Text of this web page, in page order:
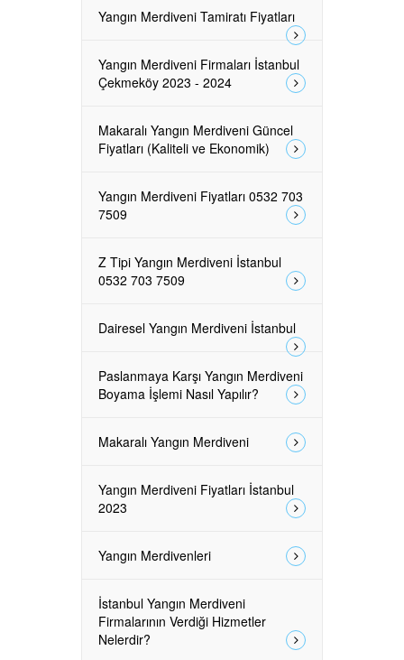
Yangın Merdiveni Tamiratı Fiyatları
Yangın Merdiveni Firmaları İstanbul
Çekmeköy 2023 - 2024
Makaralı Yangın Merdiveni Güncel
Fiyatları (Kaliteli ve Ekonomik)
Yangın Merdiveni Fiyatları 0532 703
7509
Z Tipi Yangın Merdiveni İstanbul
0532 703 7509
Dairesel Yangın Merdiveni İstanbul
Paslanmaya Karşı Yangın Merdiveni
Boyama İşlemi Nasıl Yapılır?
Makaralı Yangın Merdiveni
Yangın Merdiveni Fiyatları İstanbul
2023
Yangın Merdivenleri
İstanbul Yangın Merdiveni
Firmalarının Verdiği Hizmetler
Nelerdir?